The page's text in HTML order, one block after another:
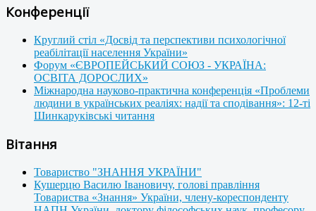
Конференції
Круглий стіл «Досвід та перспективи психологічної
реабілітації населення України»
Форум «ЄВРОПЕЙСЬКИЙ СОЮЗ - УКРАЇНА:
ОСВІТА ДОРОСЛИХ»
Міжнародна науково-практична конференція «Проблеми
людини в українських реаліях: надії та сподівання»: 12-ті
Шинкаруківські читання
Вітання
Товариство "ЗНАННЯ УКРАЇНИ"
Кушерцю Василю Івановичу, голові правління
Товариства «Знання» України, члену-кореспонденту